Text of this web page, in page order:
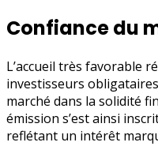
Confiance du
L’accueil très favorable
investisseurs
marché dans la solidité
émission s’est ainsi
reflétant un intérêt